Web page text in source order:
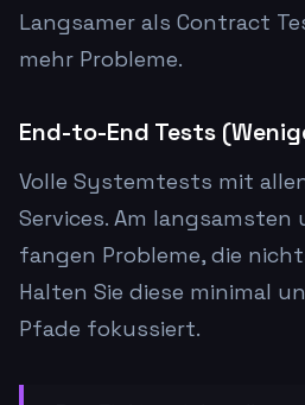
Langsamer als Contract
mehr Probleme.
End-to-End Tests
Volle Systemtests mit
Services. Am
fangen Probleme, die
Halten Sie diese minimal
Pfade fokussiert.